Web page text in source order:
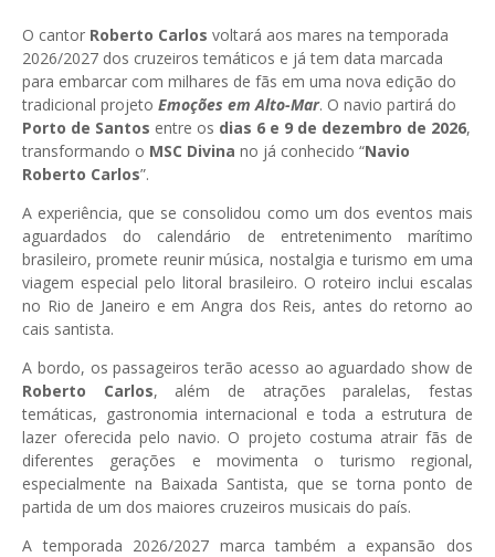
O cantor Roberto Carlos voltará aos mares na temporada
2026/2027 dos cruzeiros temáticos e já tem data marcada
para embarcar com milhares de fãs em uma nova edição do
tradicional projeto Emoções em Alto-Mar. O navio partirá do
Porto de Santos entre os dias 6 e 9 de dezembro de 2026,
transformando o MSC Divina no já conhecido “Navio
Roberto Carlos”.
A experiência, que se consolidou como um dos eventos mais
aguardados do calendário de entretenimento marítimo
brasileiro, promete reunir música, nostalgia e turismo em uma
viagem especial pelo litoral brasileiro. O roteiro inclui escalas
no Rio de Janeiro e em Angra dos Reis, antes do retorno ao
cais santista.
A bordo, os passageiros terão acesso ao aguardado show de
Roberto Carlos, além de atrações paralelas, festas
temáticas, gastronomia internacional e toda a estrutura de
lazer oferecida pelo navio. O projeto costuma atrair fãs de
diferentes gerações e movimenta o turismo regional,
especialmente na Baixada Santista, que se torna ponto de
partida de um dos maiores cruzeiros musicais do país.
A temporada 2026/2027 marca também a expansão dos